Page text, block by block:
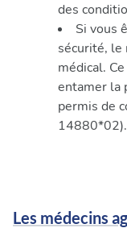
des
Si vous
sécurité, le
médical.
entamer la
permis de
14880*02).
Les médecins